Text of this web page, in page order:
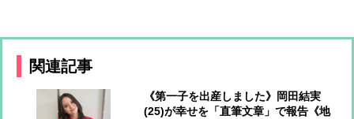
関連記事
《第一子を出産しました》岡田結実
(25)が幸せを「直筆文章」で報告《地